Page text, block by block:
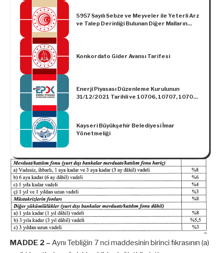
5957 Sayılı Sebze ve Meyveler ile Yeterli Arz
ve Talep Derinliği Bulunan Diğer Malların
Konkordato Gider Avansı Tarifesi
Enerji Piyasası Düzenleme Kurulunun
31/12/2021 Tarihli ve 10706, 10707, 10708,
Kayseri Büyükşehir Belediyesi İmar
Yönetmeliği
MADDE 2 – Aynı Tebliğin 7 nci maddesinin birinci fıkrasının (a)